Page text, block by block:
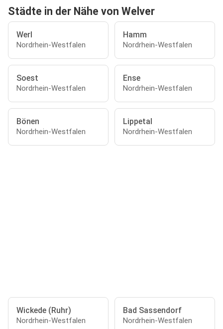
Städte in der Nähe von Welver
Werl
Nordrhein-Westfalen
Hamm
Nordrhein-Westfalen
Soest
Nordrhein-Westfalen
Ense
Nordrhein-Westfalen
Bönen
Nordrhein-Westfalen
Lippetal
Nordrhein-Westfalen
Wickede (Ruhr)
Nordrhein-Westfalen
Bad Sassendorf
Nordrhein-Westfalen